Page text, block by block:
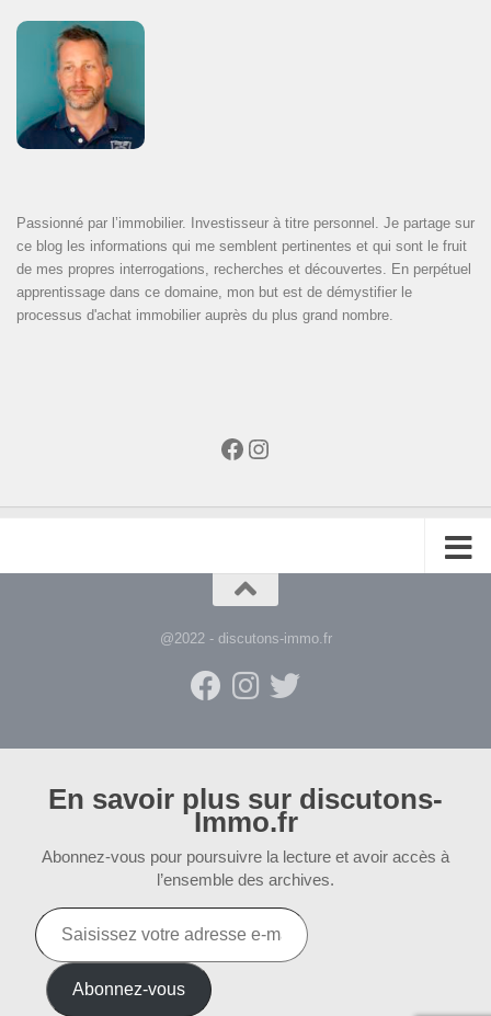
Passionné par l’immobilier. Investisseur à titre personnel. Je partage sur
ce blog les informations qui me semblent pertinentes et qui sont le fruit
de mes propres interrogations, recherches et découvertes. En perpétuel
apprentissage dans ce domaine, mon but est de démystifier le
processus d'achat immobilier auprès du plus grand nombre.
Facebook
Instagram
@2022 - discutons-immo.fr
En savoir plus sur discutons-
Immo.fr
Abonnez-vous pour poursuivre la lecture et avoir accès à
l’ensemble des archives.
Saisissez
votre
adresse
e-
mail…
Abonnez-vous